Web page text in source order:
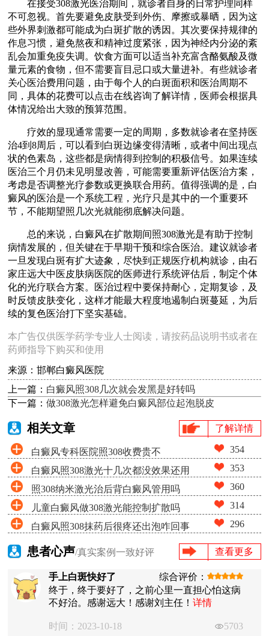
在接受308激光医治期间，就诊者自身的日常护理同样
不可忽视。首先要避免皮肤受到外伤、摩擦或暴晒，因为这
些外界刺激都可能成为白斑扩散的诱因。其次要保持规律的
作息习惯，避免熬夜和精神过度紧张，因为神经内分泌的紊
乱会加重免疫失调。饮食方面可以适当补充富含酪氨酸及微
量元素的食物，但不需要盲目忌口或大量进补。有些就诊者
关心医治费用问题，由于每个人的白斑面积和医治周期不
同，具体的花费可以点击在线咨询了解详情，医师会根据具
体情况给出大致的预算范围。
疗效的显现通常需要一定的周期，多数就诊者在坚持医
治4到8周后，可以看到白斑边缘变得清晰，或者中间出现点
状的色素岛，这些都是病情得到控制的积极信号。如果连续
医治三个月仍未见明显改善，可能需要重新评估医治方案，
考虑是否调整光疗参数或更换联合用药。值得强调的是，白
癜风的医治是一个系统工程，光疗只是其中的一个重要环
节，不能期望照几次光就能彻底解决问题。
总的来说，白癜风在扩散期间照308激光是有助于控制
病情发展的，但关键在于早期干预和综合医治。建议就诊者
一旦发现白斑有扩大迹象，尽快到正规医疗机构就诊，由石
家庄远大中医皮肤病医院的医师进行系统评估后，制定个体
化的光疗联合方案。医治过程中要保持耐心，定期复诊，及
时反馈皮肤变化，这样才能最大程度地遏制白斑蔓延，为后
续的复色医治打下坚实基础。
本广告仅供医学药学专业人士阅读，请按药品说明书或者在
药师指导下购买和使用
来源：邯郸白癜风医院
上一篇： 白癜风照308几次就会发黑是好转吗
下一篇：做308激光怎样避免白癜风部位起泡脱皮
相关文章 了解详情
白癜风专科医院照308收费贵不 354
白癜风照308激光十几次都没效果还用
照吗
353
照308纳米激光治后背白癜风管用吗 360
儿童白癜风做308激光能控制扩散吗 314
白癜风照308抹药后很疼还出泡咋回事 296
患者心声/真实案例一致好评 查看更多
手上白斑快好了
综合评价：
终于，终于要好了，之前心里一直担心怕这病
不好治。感谢远大！感谢刘主任！详情
时间：2023-10-18 5703